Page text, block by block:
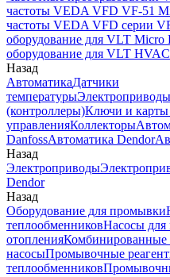
частоты VEDA VFD VF-51
частоты VEDA VFD серии
оборудование для VLT Micro
оборудование для VLT
Назад
АвтоматикаДатчики
температурыЭлектроприводы
(контроллеры)Ключи и карты
управленияКоллекторы
DanfossАвтоматика Dendor
Назад
Электроприводы
Dendor
Назад
Оборудование для промывки
теплообменниковНасосы для
отопления
насосыПромывочные
теплообменников